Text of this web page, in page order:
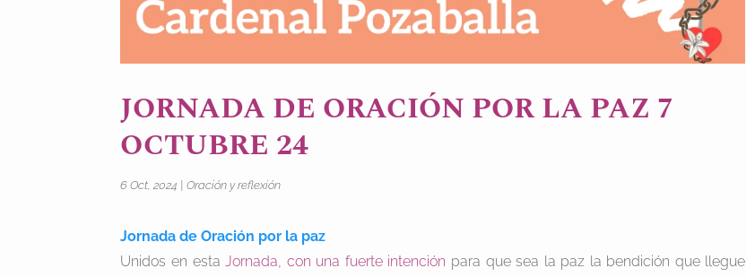
JORNADA DE ORACIÓN POR LA PAZ 7
OCTUBRE 24
6 Oct, 2024 |Oración y reflexión
Jornada de Oración por la paz
Unidos en estaJornada, con una fuerte intención para que sea la paz la bendición que llegue